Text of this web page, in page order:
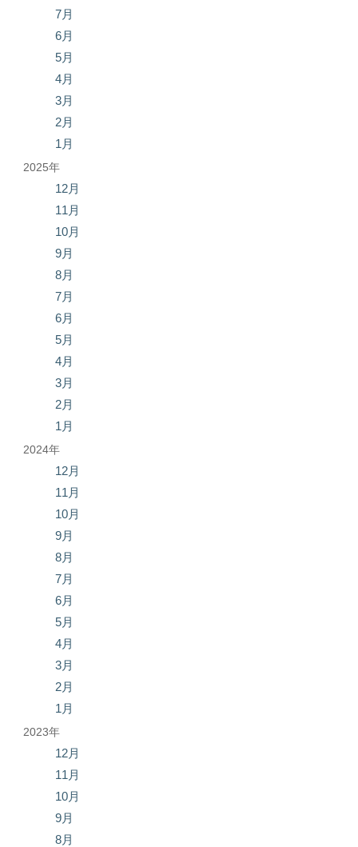
7月
6月
5月
4月
3月
2月
1月
2025年
12月
11月
10月
9月
8月
7月
6月
5月
4月
3月
2月
1月
2024年
12月
11月
10月
9月
8月
7月
6月
5月
4月
3月
2月
1月
2023年
12月
11月
10月
9月
8月